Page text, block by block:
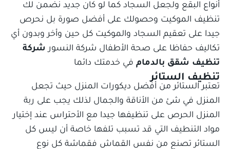
أنواع البقع ولجعل السجاد كما لو كان جديد نضمن لك
تنظيف الموكيت وحصولك على أفضل صورة بل نحرص
جيدا على تعقيم السجاد والموكيت كل حين وأخر وبدون أي
تكاليف حفاظا على صحة الأطفال شركة النسور شركة
تنظيف شقق بالدمام في خدمتك دائما
تنظيف الستائر
تعتبر الستائر من أفضل ديكورات المنزل حيث تجعل
المنزل في شئ من الأناقة والجمال لذلك يجب على ربة
المنزل الحرص على تنظيفها جيدا مع الأحتراس عند إختيار
مواد التنطيف التي قد تسبب تلفها خاصة أن ليس كل
الستائر تصنع من نفس القماش فقماشة كل نوع